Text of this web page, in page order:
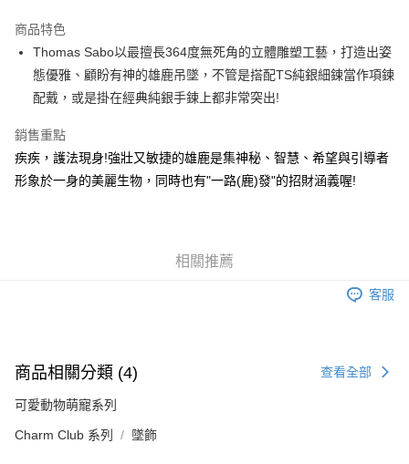
運送方式
黑貓宅急便
每筆NT$100，滿NT$3,000(含以上)免運費
商品特色
Thomas Sabo以最擅長364度無死角的立體雕塑工藝，打造出姿
態優雅、顧盼有神的雄鹿吊墜，不管是搭配TS純銀細鍊當作項鍊
配戴，或是掛在經典純銀手鍊上都非常突出!
銷售重點
疾疾，護法現身!強壯又敏捷的雄鹿是集神秘、智慧、希望與引導者
形象於一身的美麗生物，同時也有"一路(鹿)發"的招財涵義喔!
相關推薦
客服
商品相關分類 (4) 查看全部
可愛動物萌寵系列
Charm Club 系列 墜飾